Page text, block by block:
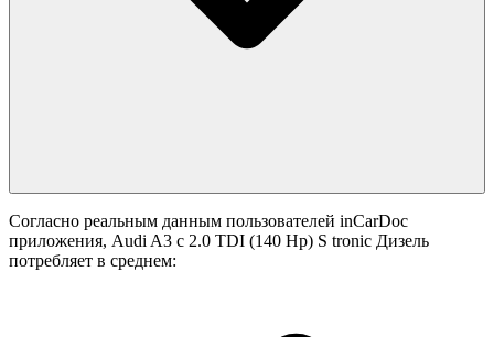
Согласно реальным данным пользователей inCarDoc
приложения, Audi A3 с 2.0 TDI (140 Hp) S tronic Дизель
потребляет в среднем: